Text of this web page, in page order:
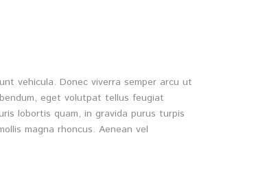
vehicula. Donec viverra semper arcu ut
eget volutpat tellus feugiat
lobortis quam, in gravida purus turpis
magna rhoncus. Aenean vel